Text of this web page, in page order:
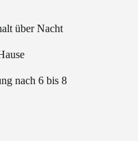
über Nacht
nach 6 bis 8